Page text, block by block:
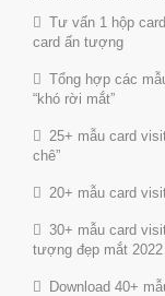
Tư vấn 1 hộp
card ấn tượng
Tổng hợp các
“khó rời mắt”
25+ mẫu card
chê”
20+ mẫu card
30+ mẫu card
tượng đẹp mắt 2022
Download 40+